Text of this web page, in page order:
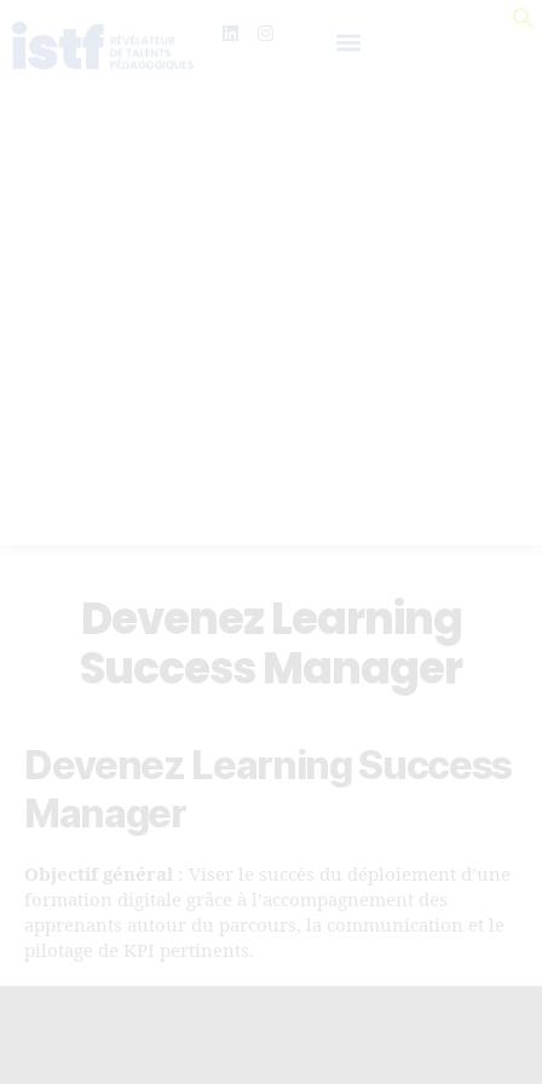
Devenez Learning
Success Manager
Devenez Learning Success
Manager
Objectif général : Viser le succès du déploiement d’une
formation digitale grâce à l’accompagnement des
apprenants autour du parcours, la communication et le
pilotage de KPI pertinents.